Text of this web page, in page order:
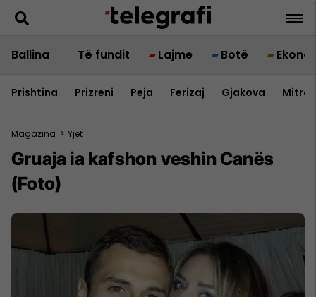
Ballina Të fundit Lajme Botë
Prishtina Prizreni Peja Ferizaj Gjakova
Magazina > Yjet
Gruaja ia kafshon veshin Canës
(Foto)